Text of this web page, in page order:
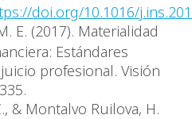
doi.org/10.1016/
E. (2017). Materialidad
Estándares
profesional. Visión
& Montalvo Ruilova, H.